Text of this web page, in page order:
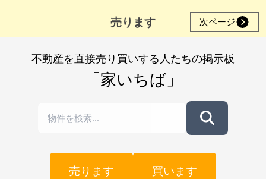
売ります 次ページ
不動産を直接売り買いする人たちの掲示板
「家いちば」
売ります 買います